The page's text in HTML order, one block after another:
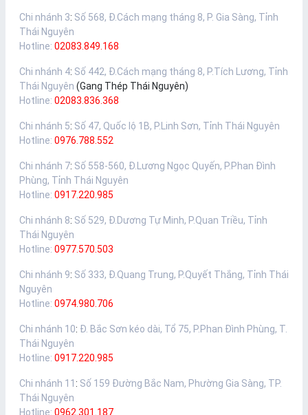
Chi nhánh 3: Số 568, Đ.Cách mạng tháng 8, P. Gia Sàng, Tỉnh
Thái Nguyên
Hotline: 02083.849.168
Chi nhánh 4: Số 442, Đ.Cách mạng tháng 8, P.Tích Lương, Tỉnh
Thái Nguyên (Gang Thép Thái Nguyên)
Hotline: 02083.836.368
Chi nhánh 5: Số 47, Quốc lộ 1B, P.Linh Sơn, Tỉnh Thái Nguyên
Hotline: 0976.788.552
Chi nhánh 7: Số 558-560, Đ.Lương Ngọc Quyến, P.Phan Đình
Phùng, Tỉnh Thái Nguyên
Hotline: 0917.220.985
Chi nhánh 8: Số 529, Đ.Dương Tự Minh, P.Quan Triều, Tỉnh
Thái Nguyên
Hotline: 0977.570.503
Chi nhánh 9: Số 333, Đ.Quang Trung, P.Quyết Thắng, Tỉnh Thái
Nguyên
Hotline: 0974.980.706
Chi nhánh 10: Đ. Bắc Sơn kéo dài, Tổ 75, P.Phan Đình Phùng, T.
Thái Nguyên
Hotline: 0917.220.985
Chi nhánh 11 : Số 159 Đường Bắc Nam, Phường Gia Sàng, TP.
Thái Nguyên
Hotline: 0962.301.187